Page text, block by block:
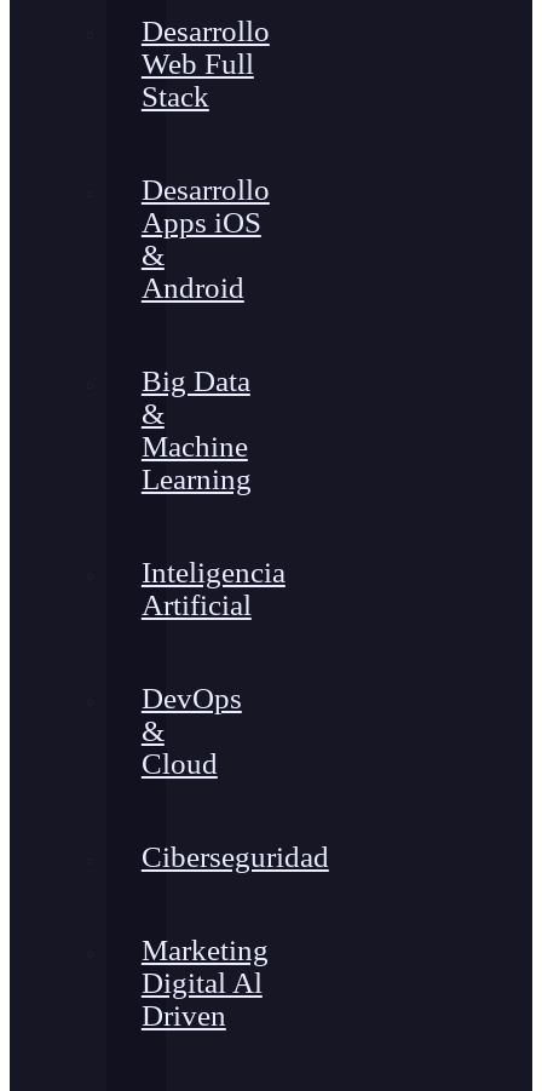
Desarrollo
Web Full
Stack
Desarrollo
Apps iOS
&
Android
Big Data
&
Machine
Learning
Inteligencia
Artificial
DevOps
&
Cloud
Ciberseguridad
Marketing
Digital Al
Driven